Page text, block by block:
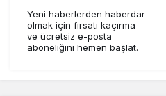
Yeni haberlerden haberdar
olmak için fırsatı kaçırma
ve ücretsiz e-posta
aboneliğini hemen başlat.